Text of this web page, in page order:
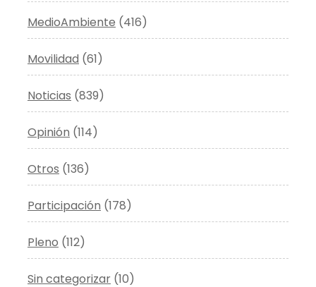
MedioAmbiente (416)
Movilidad (61)
Noticias (839)
Opinión (114)
Otros (136)
Participación (178)
Pleno (112)
Sin categorizar (10)